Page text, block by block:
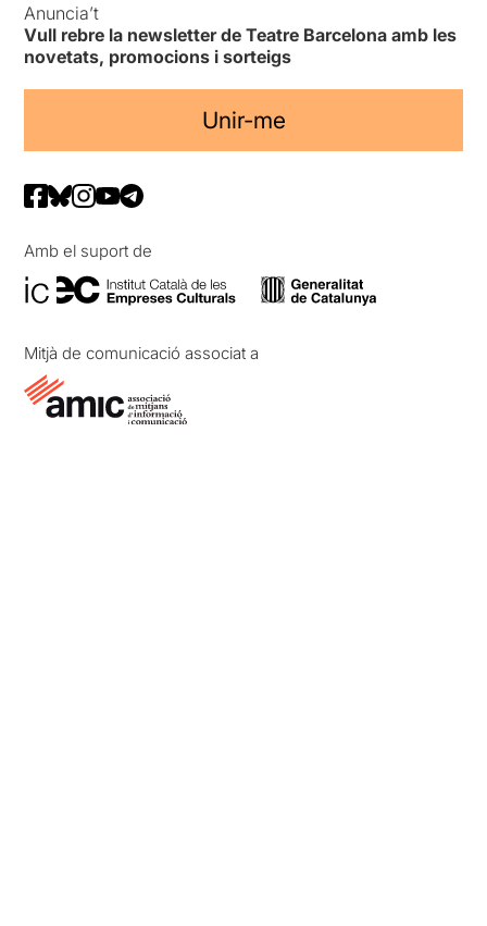
Anuncia’t
Vull rebre la newsletter de Teatre Barcelona amb les
novetats, promocions i sorteigs
Unir-me
Amb el suport de
Mitjà de comunicació associat a